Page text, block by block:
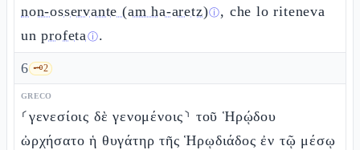
non-osservante (am ha-aretz)ⓘ, che lo riteneva
unprofetaⓘ.
6 🗝️2
GRECO
⸂γενεσίοις δὲ γενομένοις⸃ τοῦ Ἡρῴδου
ὠρχήσατο ἡ θυγάτηρ τῆς Ἡρῳδιάδος ἐν τῷ μέσῳ